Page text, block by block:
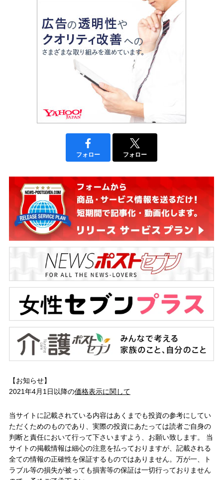
フォロー フォロー
【お知らせ】
2021年4月1日以降の価格表示に関して
当サイトに記載されている内容はあくまでも投資の参考にしてい
ただくためのものであり、実際の投資にあたっては読者ご自身の
判断と責任において行って下さいますよう、お願い致します。 当
サイトの掲載情報は細心の注意を払っておりますが、記載される
全ての情報の正確性を保証するものではありません。万が一、ト
ラブル等の損失が被っても損害等の保証は一切行っておりません